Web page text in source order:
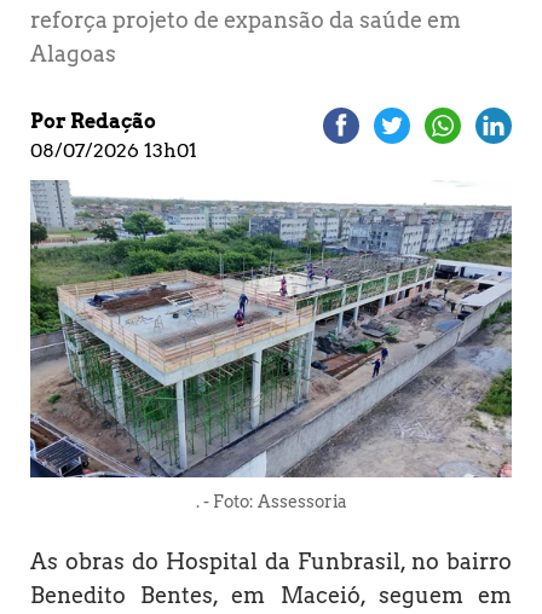
reforça projeto de expansão da saúde em
Alagoas
Por Redação
08/07/2026 13h01
. - Foto: Assessoria
As obras do Hospital da Funbrasil, no bairro
Benedito Bentes, em Maceió, seguem em